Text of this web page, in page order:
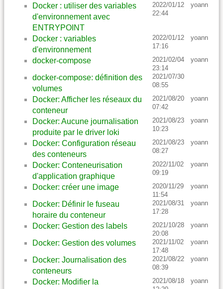
Docker : utiliser des variables
d'environnement avec
ENTRYPOINT
2022/01/12
22:44
yoann
Docker : variables
d'environnement
2022/01/12
17:16
yoann
docker-compose
2021/02/04
23:14
yoann
docker-compose: définition des
volumes
2021/07/30
08:55
Docker: Afficher les réseaux du
conteneur
2021/08/20
07:42
yoann
Docker: Aucune journalisation
produite par le driver loki
2021/08/23
10:23
yoann
Docker: Configuration réseau
des conteneurs
2021/08/23
08:27
yoann
Docker: Conteneurisation
d'application graphique
2022/11/02
09:19
yoann
Docker: créer une image
2020/11/29
11:54
yoann
Docker: Définir le fuseau
horaire du conteneur
2021/08/31
17:28
yoann
Docker: Gestion des labels
2021/10/28
20:08
yoann
Docker: Gestion des volumes
2021/11/02
17:48
yoann
Docker: Journalisation des
conteneurs
2021/08/22
08:39
yoann
Docker: Modifier la
2021/08/18
yoann